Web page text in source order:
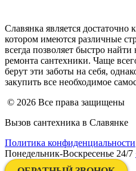
Славянка является
котором имеются различные
всегда позволяет быстро
ремонта сантехники. Чаще
берут эти заботы на себя,
закупить все необходимое
© 2026 Все права защищены
Вызов сантехника в Славянке
Политика конфиденциальности
Понедельник-Воскресенье 24/7